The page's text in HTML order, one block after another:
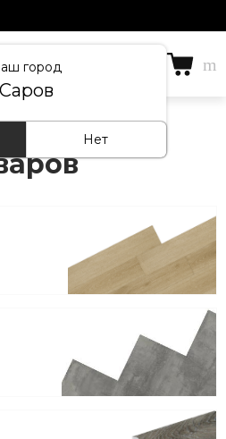
город
Саров
Нет